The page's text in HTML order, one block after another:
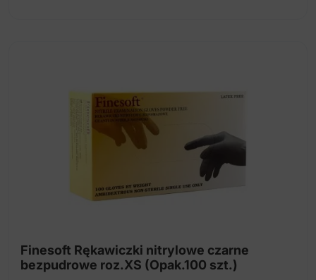
Finesoft Rękawiczki nitrylowe czarne
bezpudrowe roz.XS (Opak.100 szt.)